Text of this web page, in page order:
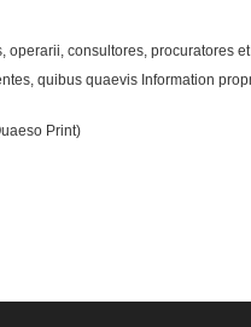
consultores,
quibus quaevis Information
Print)